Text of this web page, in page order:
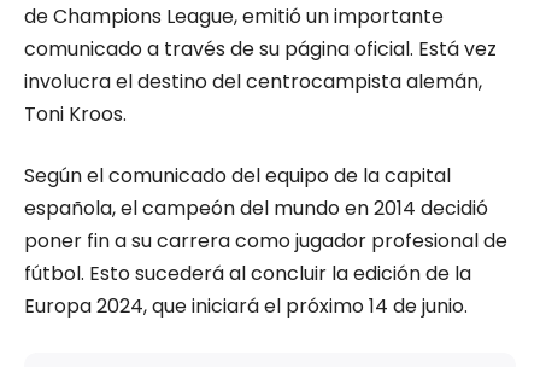
de Champions League, emitió un importante
comunicado a través de su página oficial. Está vez
involucra el destino del centrocampista alemán,
Toni Kroos.
Según el comunicado del equipo de la capital
española, el campeón del mundo en 2014 decidió
poner fin a su carrera como jugador profesional de
fútbol. Esto sucederá al concluir la edición de la
Europa 2024, que iniciará el próximo 14 de junio.